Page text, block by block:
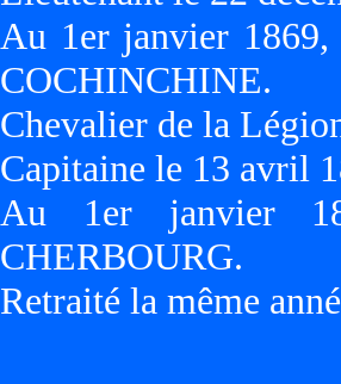
Au 1er janvier
COCHINCHINE.
Chevalier de la
Capitaine le 13 avril
Au 1er janvier
CHERBOURG.
Retraité la même